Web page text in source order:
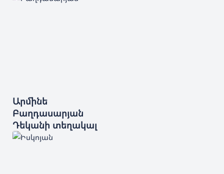
Արմինե
Բաղդասարյան
Դեկանի տեղակալ